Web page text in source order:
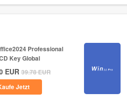
Professional
Key Global
EUR 39.78EUR
Jetzt